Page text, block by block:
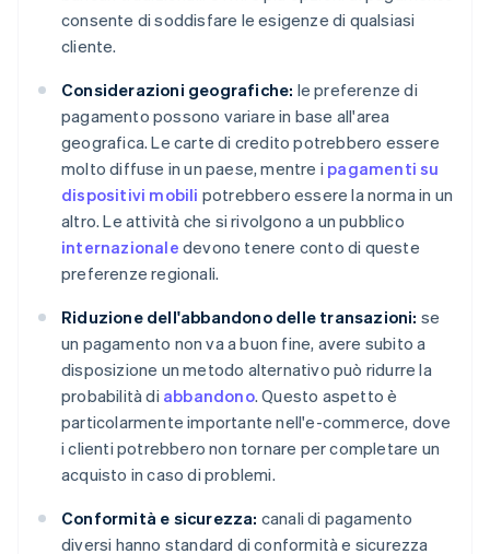
consente di soddisfare le esigenze di qualsiasi
cliente.
Considerazioni geografiche: le preferenze di
pagamento possono variare in base all'area
geografica. Le carte di credito potrebbero essere
molto diffuse in un paese, mentre i pagamenti su
dispositivi mobili potrebbero essere la norma in un
altro. Le attività che si rivolgono a un pubblico
internazionale devono tenere conto di queste
preferenze regionali.
Riduzione dell'abbandono delle transazioni: se
un pagamento non va a buon fine, avere subito a
disposizione un metodo alternativo può ridurre la
probabilità di abbandono. Questo aspetto è
particolarmente importante nell'e-commerce, dove
i clienti potrebbero non tornare per completare un
acquisto in caso di problemi.
Conformità e sicurezza: canali di pagamento
diversi hanno standard di conformità e sicurezza